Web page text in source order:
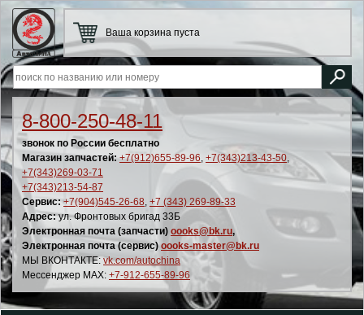
8-800-250-48-11
звонок по России бесплатно
Магазин запчастей: +7(912)655-89-96, +7(343)213-43-50,
+7(343)269-03-71
+7(343)213-54-87
Сервис: +7(904)545-26-68, +7 (343) 269-89-33
Адрес:ул. Фронтовых бригад 33Б
Электронная почта (запчасти) oooks@bk.ru,
Электронная почта (сервис) oooks-master@bk.ru
МЫ ВКОНТАКТЕ: vk.com/autochina
Мессенджер MAX: +7-912-655-89-96
Ваша корзина пуста